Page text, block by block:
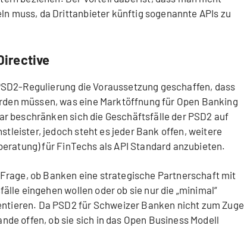
muss, da Drittanbieter künftig sogenannte APIs zu
Regulierung die Voraussetzung geschaffen, dass
müssen, was eine Marktöffnung für Open Banking
beschränken sich die Geschäftsfälle der PSD2 auf
jedoch steht es jeder Bank offen, weitere
für FinTechs als API Standard anzubieten.
ob Banken eine strategische Partnerschaft mit
eingehen wollen oder ob sie nur die „minimal“
Da PSD2 für Schweizer Banken nicht zum Zuge
offen, ob sie sich in das Open Business Modell